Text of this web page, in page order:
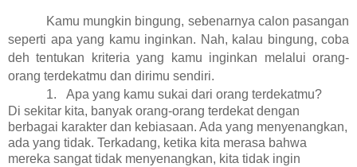
Kamu mungkin bingung, sebenarnya calon pasangan
seperti apa yang kamu inginkan. Nah, kalau bingung, coba
deh tentukan kriteria yang kamu inginkan melalui orang-
orang terdekatmu dan dirimu sendiri.
1.
Apa yang kamu sukai dari orang terdekatmu?
Di sekitar kita, banyak orang-orang terdekat dengan
berbagai karakter dan kebiasaan. Ada yang menyenangkan,
ada yang tidak. Terkadang, ketika kita merasa bahwa
mereka sangat tidak menyenangkan, kita tidak ingin